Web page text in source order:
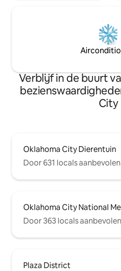
Verblijf in de buurt
City
Oklahoma City Dierentuin
Door 631 locals aanbevolen
Oklahoma City National
Door 363 locals aanbevolen
Plaza District